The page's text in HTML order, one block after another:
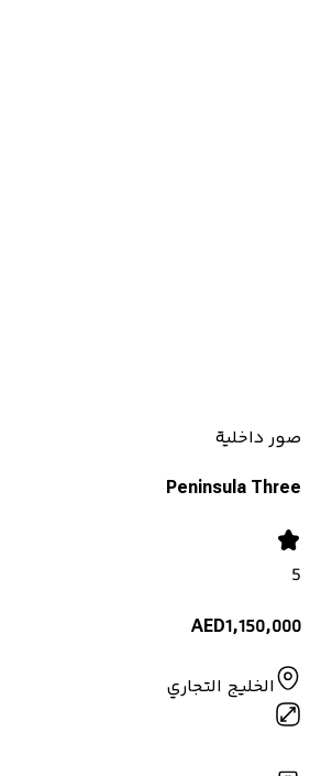
صور داخلية
Peninsula Three
5
AED1,150,000
الخليج التجاري